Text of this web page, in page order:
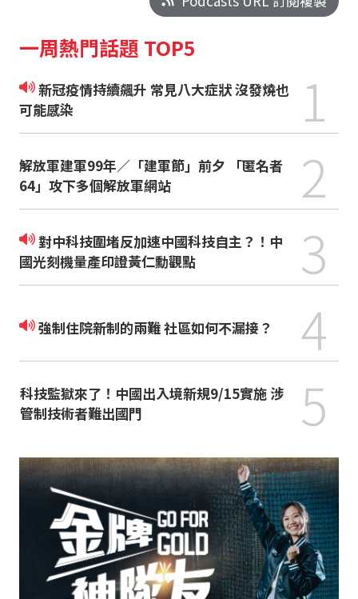
一周熱門話題 TOP5
新冠疫情持續飆升 常見八大症狀 沒發燒也
可能感染
1
解放軍建軍99年／「建軍節」前夕 「匿名者
64」攻下多個解放軍網站
2
對中科技圍堵反加速中國科技自主？！中
國光刻機量產印證黃仁勳觀點
3
強制住院新制的兩難 社區如何不漏接？ 4
科技監獄來了！中國出入境新規9/15實施 涉
管制技術者難出國門
5